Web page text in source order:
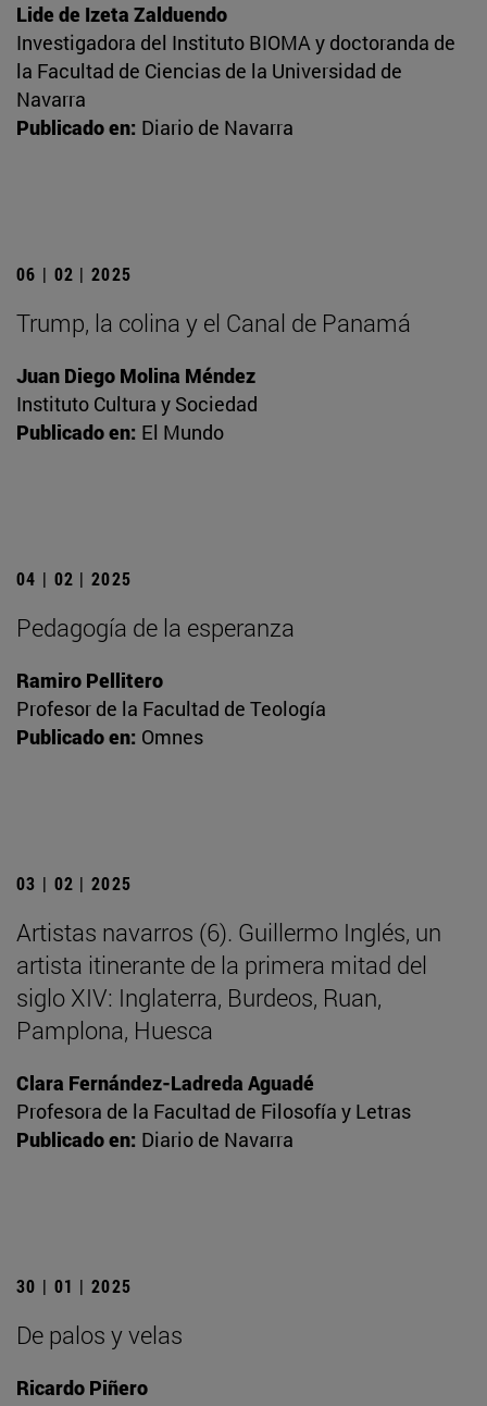
Lide de Izeta Zalduendo
Investigadora del Instituto BIOMA y doctoranda de
la Facultad de Ciencias de la Universidad de
Navarra
Publicado en: Diario de Navarra
06 | 02 | 2025
Trump, la colina y el Canal de Panamá
Juan Diego Molina Méndez
Instituto Cultura y Sociedad
Publicado en: El Mundo
04 | 02 | 2025
Pedagogía de la esperanza
Ramiro Pellitero
Profesor de la Facultad de Teología
Publicado en: Omnes
03 | 02 | 2025
Artistas navarros (6). Guillermo Inglés, un
artista itinerante de la primera mitad del
siglo XIV: Inglaterra, Burdeos, Ruan,
Pamplona, Huesca
Clara Fernández-Ladreda Aguadé
Profesora de la Facultad de Filosofía y Letras
Publicado en: Diario de Navarra
30 | 01 | 2025
De palos y velas
Ricardo Piñero